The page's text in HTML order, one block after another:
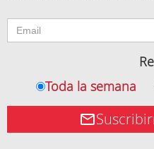
Toda la semana